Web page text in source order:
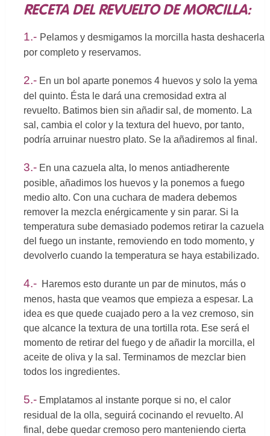
RECETA DEL REVUELTO DE MORCILLA:
1.- Pelamos y desmigamos la morcilla hasta deshacerla
por completo y reservamos.
2.-En un bol aparte ponemos 4 huevos y solo la yema
del quinto. Ésta le dará una cremosidad extra al
revuelto. Batimos bien sin añadir sal, de momento. La
sal, cambia el color y la textura del huevo, por tanto,
podría arruinar nuestro plato. Se la añadiremos al final.
3.-En una cazuela alta, lo menos antiadherente
posible, añadimos los huevos y la ponemos a fuego
medio alto. Con una cuchara de madera debemos
remover la mezcla enérgicamente y sin parar. Si la
temperatura sube demasiado podemos retirar la cazuela
del fuego un instante, removiendo en todo momento, y
devolverlo cuando la temperatura se haya estabilizado.
4.-Haremos esto durante un par de minutos, más o
menos, hasta que veamos que empieza a espesar. La
idea es que quede cuajado pero a la vez cremoso, sin
que alcance la textura de una tortilla rota. Ese será el
momento de retirar del fuego y de añadir la morcilla, el
aceite de oliva y la sal. Terminamos de mezclar bien
todos los ingredientes.
5.-Emplatamos al instante porque si no, el calor
residual de la olla, seguirá cocinando el revuelto. Al
final, debe quedar cremoso pero manteniendo cierta